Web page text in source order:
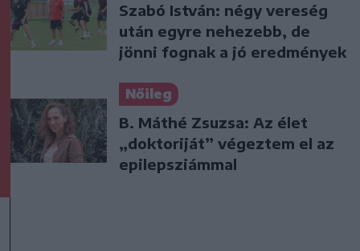
Szabó István: négy vereség
után egyre nehezebb, de
jönni fognak a jó eredmények
Nőileg
B. Máthé Zsuzsa: Az élet
„doktoriját” végeztem el az
epilepsziámmal